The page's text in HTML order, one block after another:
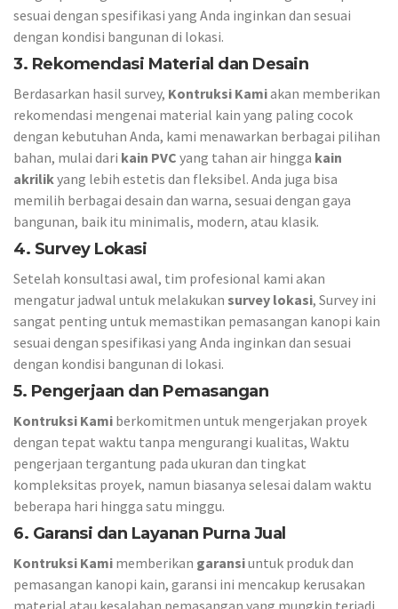
sesuai dengan spesifikasi yang Anda inginkan dan sesuai
dengan kondisi bangunan di lokasi.
3. Rekomendasi Material dan Desain
Berdasarkan hasil survey, Kontruksi Kamiakan memberikan
rekomendasi mengenai material kain yang paling cocok
dengan kebutuhan Anda, kami menawarkan berbagai pilihan
bahan, mulai dari kain PVC yang tahan air hingga kain
akrilikyang lebih estetis dan fleksibel. Anda juga bisa
memilih berbagai desain dan warna, sesuai dengan gaya
bangunan, baik itu minimalis, modern, atau klasik.
4. Survey Lokasi
Setelah konsultasi awal, tim profesional kami akan
mengatur jadwal untuk melakukan survey lokasi, Survey ini
sangat penting untuk memastikan pemasangan kanopi kain
sesuai dengan spesifikasi yang Anda inginkan dan sesuai
dengan kondisi bangunan di lokasi.
5. Pengerjaan dan Pemasangan
Kontruksi Kami berkomitmen untuk mengerjakan proyek
dengan tepat waktu tanpa mengurangi kualitas, Waktu
pengerjaan tergantung pada ukuran dan tingkat
kompleksitas proyek, namun biasanya selesai dalam waktu
beberapa hari hingga satu minggu.
6. Garansi dan Layanan Purna Jual
Kontruksi Kami memberikan garansiuntuk produk dan
pemasangan kanopi kain, garansi ini mencakup kerusakan
material atau kesalahan pemasangan yang mungkin terjadi